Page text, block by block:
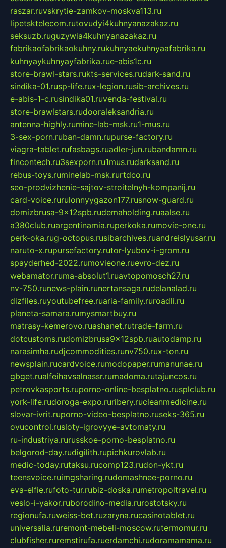
raszar.ruvskrytie-zamkov-moskva113.ru
lipetsktelecom.rutovudyi4kuhnyanazakaz.ru
seksuzb.ruguzywia4kuhnyanazakaz.ru
fabrikaofabrikaokuhny.rukuhnyaekuhnyaafabrika.ru
kuhnyaykuhnyayfabrika.rue-abis1c.ru
store-brawl-stars.rukts-services.rudark-sand.ru
sindika-01.rusp-life.rux-legion.rusib-archives.ru
e-abis-1-c.rusindika01.ruvenda-festival.ru
store-brawlstars.rudooraleksandria.ru
antenna-highly.rumine-lab-msk.ru1-mus.ru
3-sex-porn.ruban-damn.rupurse-factory.ru
viagra-tablet.rufasbags.ruadler-jun.rubandamn.ru
fincontech.ru3sexporn.ru1mus.rudarksand.ru
rebus-toys.ruminelab-msk.rurtdco.ru
seo-prodvizhenie-sajtov-stroitelnyh-kompanij.ru
card-voice.rurulonnyygazon177.rusnow-guard.ru
domizbrusa-9x12spb.rudemaholding.ruaalse.ru
a380club.ruargentinamia.ruperkoka.rumovie-one.ru
perk-oka.rug-octopus.rusibarchives.ruandreislyusar.ru
naruto-x.rupursefactory.rutor-lyubov-i-grom.ru
spayderhed-2022.rumovieone.ruevro-dez.ru
webamator.ruma-absolut1.ruavtopomosch27.ru
nv-750.runews-plain.runertansaga.rudelanalad.ru
dizfiles.ruyoutubefree.ruaria-family.ruroadli.ru
planeta-samara.rumysmartbuy.ru
matrasy-kemerovo.ruashanet.rutrade-farm.ru
dotcustoms.rudomizbrusa9x12spb.ruautodamp.ru
narasimha.rudjcommodities.runv750.rux-ton.ru
newsplain.rucardvoice.rumodopaper.rumanunae.ru
gbget.rualfeihavsalnassr.rumadoma.rutajuncos.ru
petrovkasports.ruporno-online-besplatno.rusplclub.ru
york-life.rudoroga-expo.ruribery.rucleanmedicine.ru
slovar-ivrit.ruporno-video-besplatno.ruseks-365.ru
ovucontrol.rusloty-igrovyye-avtomaty.ru
ru-industriya.rurusskoe-porno-besplatno.ru
belgorod-day.rudigilith.rupichkurovlab.ru
medic-today.rutaksu.rucomp123.rudon-ykt.ru
teensvoice.ruimgsharing.rudomashnee-porno.ru
eva-elfie.rufoto-tur.rubiz-doska.rumetropoltravel.ru
veslo-i-yakor.ruborodino-media.rurostotsky.ru
regionufa.ruweiss-bet.ruzaryna.rucasinotablet.ru
universalia.ruremont-mebeli-moscow.rutermomur.ru
clubfisher.ruremstirufa.ruerdamchi.rudoramamama.ru